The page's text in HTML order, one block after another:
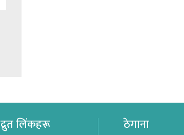
द्रुत लिंकहरू ठेगाना